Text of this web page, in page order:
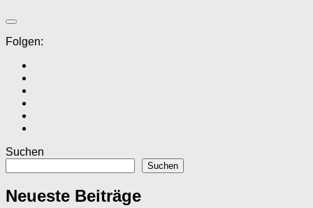
Folgen:
Suchen
Suchen
Neueste Beiträge